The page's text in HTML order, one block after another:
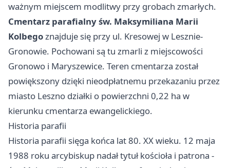
ważnym miejscem modlitwy przy grobach zmarłych.
Cmentarz parafialny św. Maksymiliana Marii
Kolbegoznajduje się przy ul. Kresowej w Lesznie-
Gronowie. Pochowani są tu zmarli z miejscowości
Gronowo i Maryszewice. Teren cmentarza został
powiększony dzięki nieodpłatnemu przekazaniu przez
miasto Leszno działki o powierzchni 0,22 ha w
kierunku cmentarza ewangelickiego.
Historia parafii
Historia parafii sięga końca lat 80. XX wieku. 12 maja
1988 roku arcybiskup nadał tytuł kościoła i patrona -